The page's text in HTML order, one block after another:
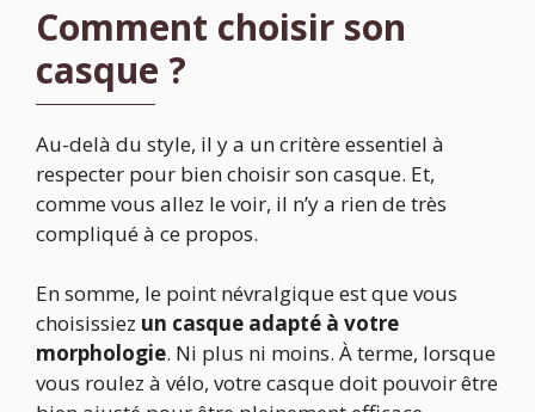
Comment choisir son
casque ?
Au-delà du style, il y a un critère essentiel à
respecter pour bien choisir son casque. Et,
comme vous allez le voir, il n’y a rien de très
compliqué à ce propos.
En somme, le point névralgique est que vous
choisissiez un casque adapté à votre
morphologie. Ni plus ni moins. À terme, lorsque
vous roulez à vélo, votre casque doit pouvoir être